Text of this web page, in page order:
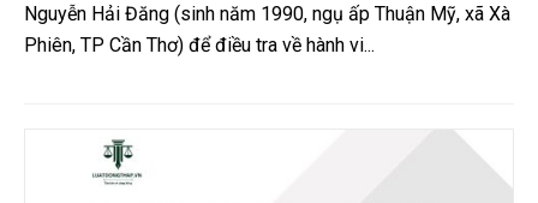
Nguyễn Hải Đăng (sinh năm 1990, ngụ ấp Thuận Mỹ, xã Xà
Phiên, TP Cần Thơ) để điều tra về hành vi...